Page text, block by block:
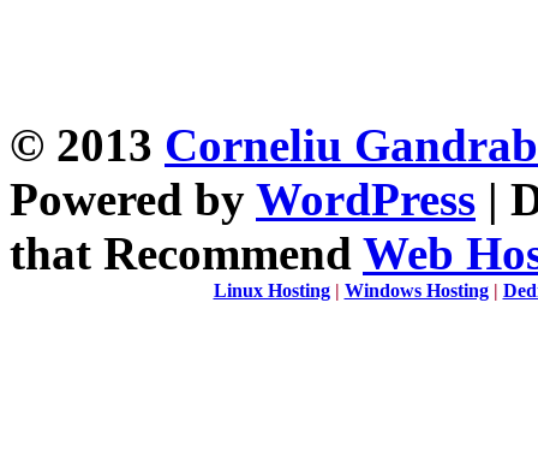
© 2013 Corneliu
Powered by WordPress |
that Recommend Web
Linux Hosting| Windows Hosting|